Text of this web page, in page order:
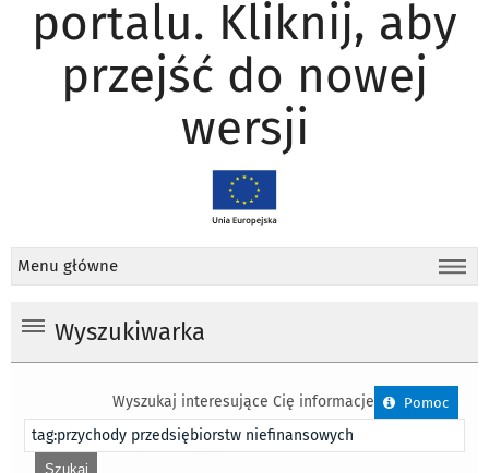
portalu. Kliknij, aby
przejść do nowej
wersji
Menu główne
Wyszukiwarka
Pomoc
Wyszukaj interesujące Cię informacje